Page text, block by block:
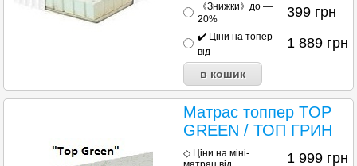
《Знижки》до —
20%
399 грн
✔️ Ціни на топер
від
1 889 грн
Матрас топпер TOP
GREEN / ТОП ГРИН
◇ Ціни на міні-
1 999 грн